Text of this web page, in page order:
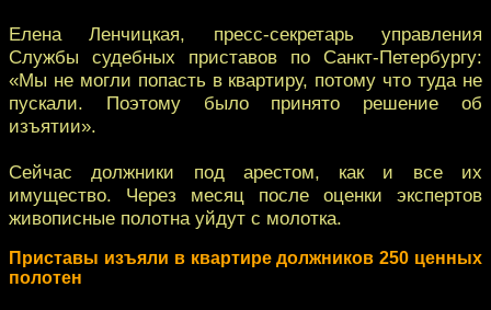
Елена Ленчицкая, пресс-секретарь управления
Службы судебных приставов по Санкт-Петербургу:
«Мы не могли попасть в квартиру, потому что туда не
пускали. Поэтому было принято решение об
изъятии».
Сейчас должники под арестом, как и все их
имущество. Через месяц после оценки экспертов
живописные полотна уйдут с молотка.
Приставы изъяли в квартире должников 250 ценных
полотен